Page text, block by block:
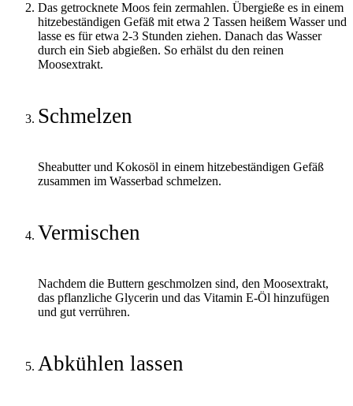
Das getrocknete Moos fein zermahlen. Übergieße es in einem
hitzebeständigen Gefäß mit etwa 2 Tassen heißem Wasser und
lasse es für etwa 2-3 Stunden ziehen. Danach das Wasser
durch ein Sieb abgießen. So erhälst du den reinen
Moosextrakt.
Schmelzen
Sheabutter und Kokosöl in einem hitzebeständigen Gefäß
zusammen im Wasserbad schmelzen.
Vermischen
Nachdem die Buttern geschmolzen sind, den Moosextrakt,
das pflanzliche Glycerin und das Vitamin E-Öl hinzufügen
und gut verrühren.
Abkühlen lassen